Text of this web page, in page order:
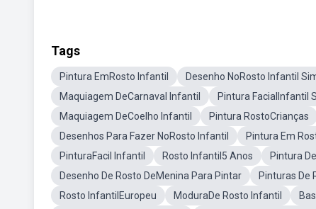
Tags
Pintura EmRosto Infantil Desenho NoRosto Infantil
Maquiagem DeCarnaval Infantil
Pintura FacialInfantil
Maquiagem DeCoelho Infantil
Pintura RostoCrianças
Desenhos Para Fazer NoRosto Infantil
Pintura Em
PinturaFacil Infantil
Rosto Infantil5 Anos Pintura
Desenho De Rosto DeMenina Para Pintar
Pinturas De
Rosto InfantilEuropeu
ModuraDe Rosto Infantil